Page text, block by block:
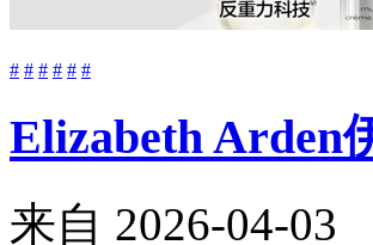
# # # # # #
Elizabeth Arden
来自 2026-04-03